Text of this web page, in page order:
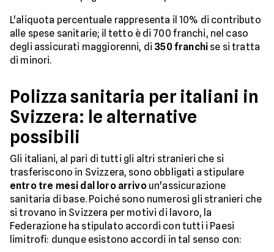
L'aliquota percentuale rappresenta il 10% di contributo
alle spese sanitarie; il tetto è di 700 franchi, nel caso
degli assicurati maggiorenni, di 350 franchi se si tratta
di minori.
Polizza sanitaria per italiani in
Svizzera: le alternative
possibili
Gli italiani, al pari di tutti gli altri stranieri che si
trasferiscono in Svizzera, sono obbligati a stipulare
entro tre mesi dal loro arrivoun'assicurazione
sanitaria di base. Poiché sono numerosi gli stranieri che
si trovano in Svizzera per motivi di lavoro, la
Federazione ha stipulato accordi con tutti i Paesi
limitrofi: dunque esistono accordi in tal senso con: